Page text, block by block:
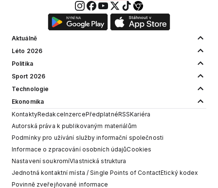
Aktuálně
Léto 2026
Politika
Sport 2026
Technologie
Ekonomika
KontaktyRedakceInzercePředplatnéRSSKariéra
Autorská práva k publikovaným materiálům
Podmínky pro užívání služby informační společnosti
Informace o zpracování osobních údajůCookies
Nastavení soukromíVlastnická struktura
Jednotná kontaktní místa / Single Points of ContactEtický kodex
Povinně zveřejňované informace